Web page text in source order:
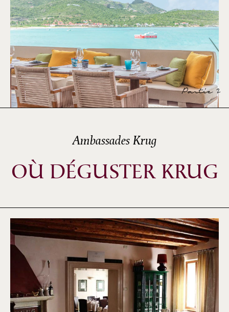
Partie 2
Ambassades Krug
OÙ DÉGUSTER KRUG